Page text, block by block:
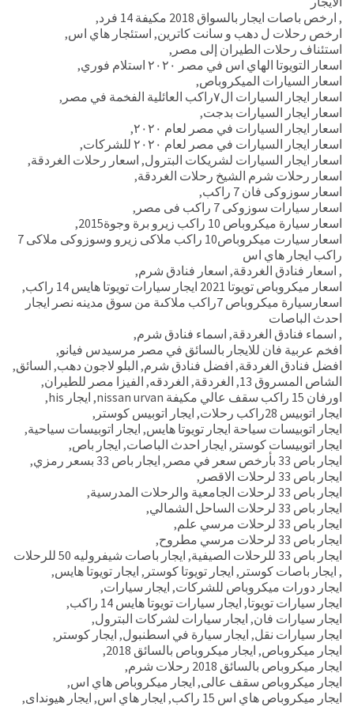
, ارخص باصات ايجار بالسواق 2018 مكيفة 14 فرد
,
ارخص رحلات ل دهب و سانت كاترين, استئجار هاي اس,
استئناف رحلات الطيران إلى مصر ,
اسعار التويوتا الهاي اس في مصر ٢٠٢٠ استلام فوري
,
اسعار السيارات الميكروباص,
اسعار ايجار السيارات ال٧راكب العائلية الفخمة في مصر
,
اسعار ايجار السيارات بدجت,
اسعار ايجار السيارات في مصر لعام ٢٠٢٠
,
اسعار ايجار السيارات في مصر لعام ٢٠٢٠ للشركات
,
اسعار ايجار السيارات لشريكات البترول, اسعار رحلات الغردقة,
اسعار رحلات شرم الشيخ رحلات الغردقة,
اسعار سوزوكى فان 7 راكب
,
اسعار سيارات سوزوكى 7 راكب فى مصر
,
اسعار سيارة ميكروباص 10 راكب زيرو برة وجوة2015
,
اسعار سيارت ميكروباص10 راكب ملاكى زيرو وسوزوكى ملاكى 7
راكب ايجار هاي اس
, اسعار فنادق الغردقة, اسعار فنادق شرم,
اسعار ميكروباص تويوتا 2021 ايجار سيارات تويوتا هايس 14 راكب
,
اسعارسيارة ميكروباص 7راكب ملاكىة من سوق مدينه نصر ايجار
احدث الباصات
, اسماء فنادق الغردقة, اسماء فنادق شرم,
افخم عربية فان للايجار بالسائق في مصر مرسيدس فيانو,
افضل فنادق الغردقة, افضل فنادق شرم, البلو لاجون دهب, السائق,
الشاص المسروق 13
, الغردقة, الغردقه, الفيزا مصر للطيران,
اورفان 15 راكب سقف عالي مكيفة nissan urvan
, ايجار his
,
ايجار اتوبيس 28راكب رحلات
, ايجار اتوبيس كوستر ,
ايجار اتوبيسات سياحة ايجار تويوتا هايس, ايجار اتوبيسات سياحية,
ايجار اتوبيسات كوستر , ايجار احدث الباصات, ايجار باص,
ايجار باص 33 بأرخص سعر في مصر
, ايجار باص 33 بسعر رمزي
,
ايجار باص 33 لرحلات الاقصر
,
ايجار باص 33 لرحلات الجامعية والرحلات المدرسية
,
ايجار باص 33 لرحلات الساحل الشمالي
,
ايجار باص 33 لرحلات مرسي علم
,
ايجار باص 33 لرحلات مرسي مطروح
,
ايجار باص 33 للرحلات الصيفية
, ايجار باصات شيفروليه 50 للرحلات
, ايجار باصات كوستر , ايجار تويوتا كوستر , ايجار تويوتا هايس,
ايجار دورات ميكروباص للشركات, ايجار سيارات,
ايجار سيارات تويوتا, ايجار سيارات تويوتا هايس 14 راكب
,
ايجار سيارات فان, ايجار سيارات لشركات البترول,
ايجار سيارات نقل, ايجار سيارة في اسطنبول, ايجار كوستر ,
ايجار ميكروباص, ايجار ميكروباص بالسائق 2018
,
ايجار ميكروباص بالسائق 2018 رحلات شرم
,
ايجار ميكروباص سقف عالى, ايجار ميكروباص هاي اس,
ايجار ميكروباص هاي اس 15 راكب
, ايجار هاي اس, ايجار هيونداى,